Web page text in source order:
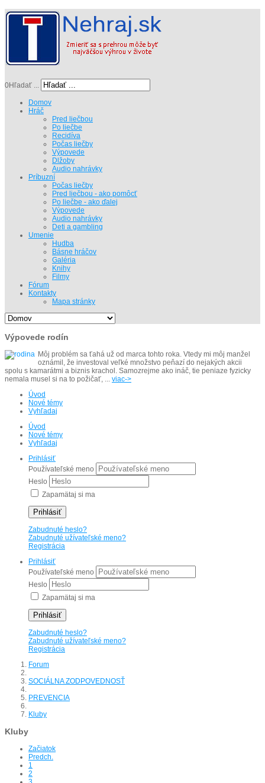
0Hľadať ...
Domov
Hráč
Pred liečbou
Po liečbe
Recidíva
Počas liečby
Výpovede
Dlžoby
Audio nahrávky
Príbuzní
Počas liečby
Pred liečbou - ako pomôcť
Po liečbe - ako ďalej
Výpovede
Audio nahrávky
Deti a gambling
Umenie
Hudba
Básne hráčov
Galéria
Knihy
Filmy
Fórum
Kontakty
Mapa stránky
Výpovede rodín
Môj problém sa ťahá už od marca tohto roka. Vtedy mi môj manžel
oznámil, že investoval veľké množstvo peňazí do nejakých akcii
spolu s kamarátmi a biznis krachol. Samozrejme ako ináč, tie peniaze fyzicky
nemala musel si na to požičať, ... viac->
Úvod
Nové témy
Vyhľadaj
Úvod
Nové témy
Vyhľadaj
Prihlásiť
Používateľské meno
Heslo
Zapamätaj si ma
Prihlásiť
Zabudnuté heslo?
Zabudnuté užívateľské meno?
Registrácia
Prihlásiť
Používateľské meno
Heslo
Zapamätaj si ma
Prihlásiť
Zabudnuté heslo?
Zabudnuté užívateľské meno?
Registrácia
Forum
SOCIÁLNA ZODPOVEDNOSŤ
PREVENCIA
Kluby
Kluby
Začiatok
Predch.
1
2